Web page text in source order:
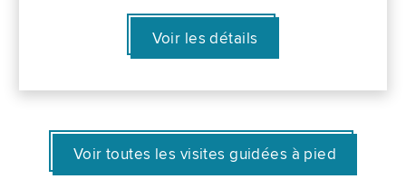
Voir les détails
Voir toutes les visites guidées à pied